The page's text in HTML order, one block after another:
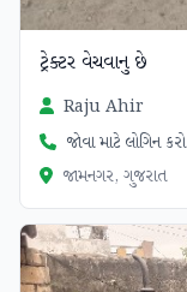
ટ્રેક્ટર વેચવાનુ છે
Raju Ahir
જોવા માટે લોગિન કરો
જામનગર, ગુજરાત